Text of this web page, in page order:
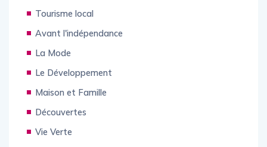
Tourisme local
Avant l'indépendance
La Mode
Le Développement
Maison et Famille
Découvertes
Vie Verte